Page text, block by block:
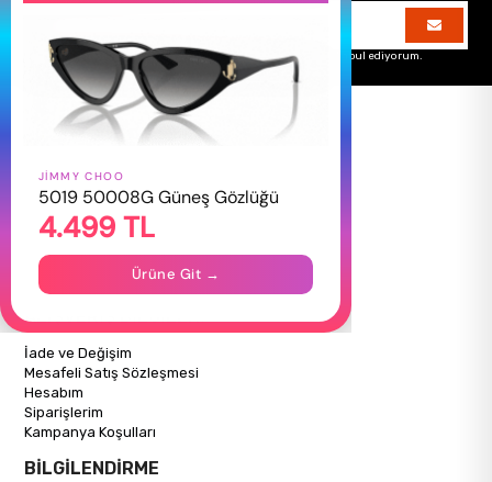
Üyelik koşullarınıvekişisel verilerimin korunmasını kabul ediyorum.
HAKKIMIZDA
Hakkımızda
Gizlilik Politikası
İletişim
Mağazalarımız
ALIŞVERİŞ BİLGİLERİ
İade ve Değişim
Mesafeli Satış Sözleşmesi
Hesabım
Siparişlerim
Kampanya Koşulları
BİLGİLENDİRME
JIMMY CHOO
5019 50008G Güneş Gözlüğü
4.499 TL
Ürüne Git →